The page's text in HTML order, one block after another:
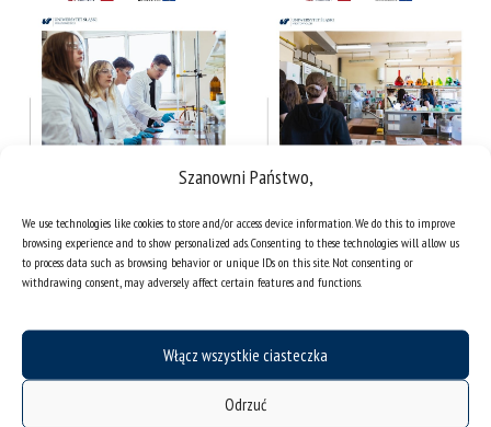
Szanowni Państwo,
We use technologies like cookies to store and/or access device information. We do this to improve
browsing experience and to show personalized ads. Consenting to these technologies will allow us
to process data such as browsing behavior or unique IDs on this site. Not consenting or
withdrawing consent, may adversely affect certain features and functions.
Włącz wszystkie ciasteczka
Odrzuć